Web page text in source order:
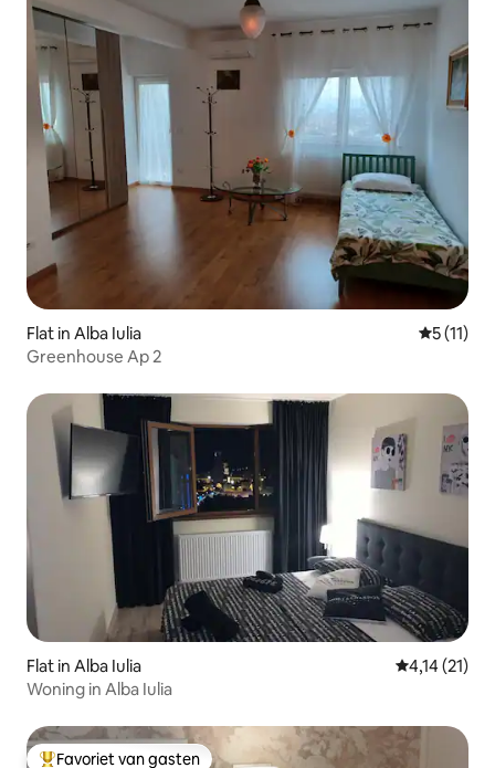
Flat in Alba Iulia
5 (11)
Greenhouse Ap 2
Flat in Alba Iulia Gemiddelde
4,14 (21)
Woning in Alba Iulia
Favoriet van gasten